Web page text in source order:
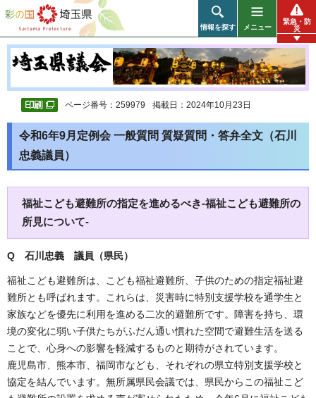
彩の国 埼玉県
情報を探す メニュー
緊急・防
災
ページ番号：259979 掲載日：2024年10月23日
令和6年9月定例会 一般質問 質疑質問・答弁全文（石川
忠義議員）
福祉こども避難所の指定を進めるべき-福祉こども避難所の
所見について-
Q 石川忠義 議員（県民）
福祉こども避難所は、こども福祉避難所、子供のための指定福祉避
難所とも呼ばれます。これらは、災害時に特別支援学校を通学生と
家族などを優先に利用を進める二次的避難所です。障害を持ち、環
境の変化に弱い子供たちがふだん通い慣れた空間で避難生活を送る
ことで、心身への影響を軽減するものと期待がされています。
鹿児島市、熊本市、福岡市なども、それぞれの県立特別支援学校と
協定を結んでいます。無所属県民会議では、県民からこの福祉こど